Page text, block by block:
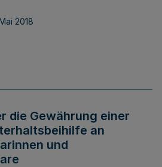
2018
die Gewährung einer
an
und